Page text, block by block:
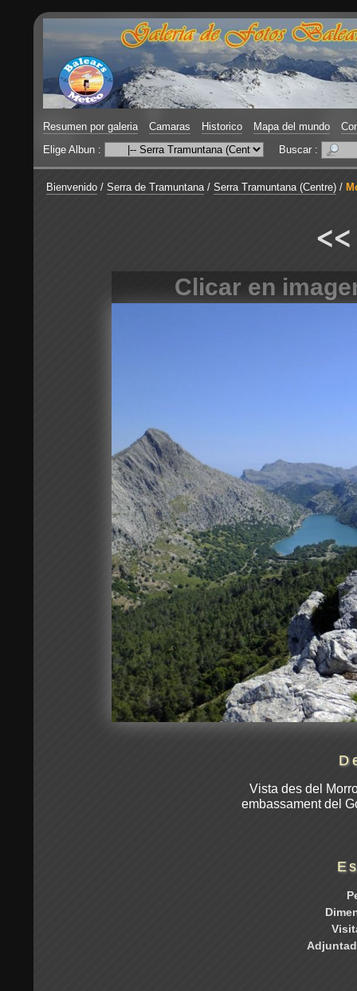
Resumen por galeria Camaras Historico Mapa del mundo
Elige Albun :
Buscar :
Bienvenido / Serra de Tramuntana/ Serra Tramuntana (Centre) /
<<
Clicar en
Vista des del
embassament del